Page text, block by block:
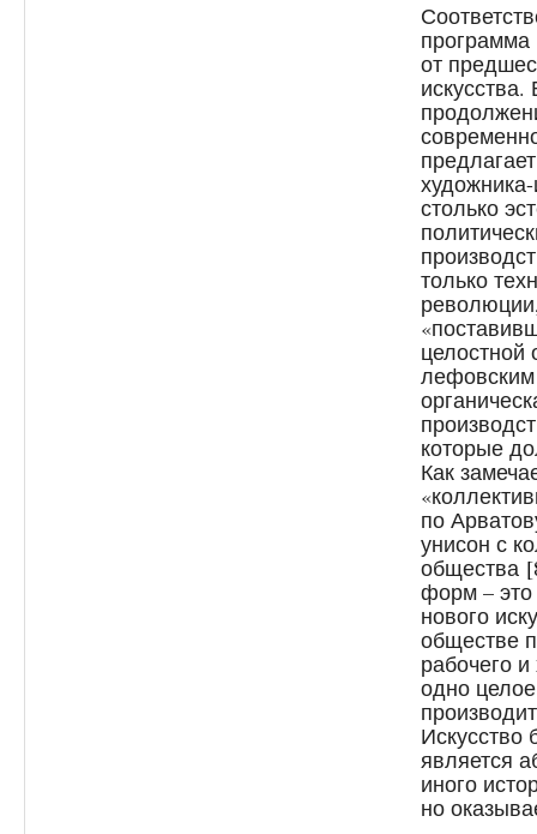
программа
от
столько
только
целостной
лефовским
которые
Как
по
унисон с
общества
форм – это
нового
обществе
рабочего
одно
Искусство
является
иного
но